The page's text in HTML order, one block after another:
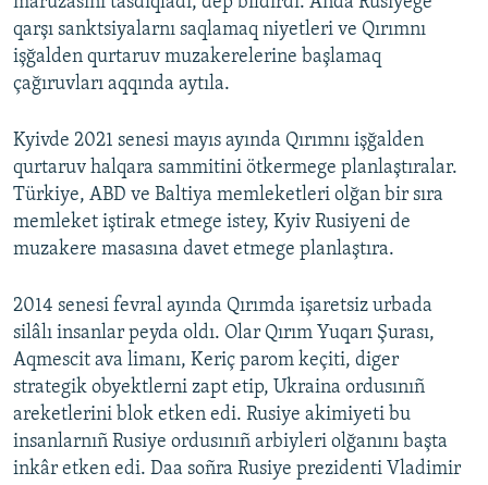
qarşı sanktsiyalarnı saqlamaq niyetleri ve Qırımnı
işğalden qurtaruv muzakerelerine başlamaq
çağıruvları aqqında aytıla.
Kyivde 2021 senesi mayıs ayında Qırımnı işğalden
qurtaruv halqara sammitini ötkermege planlaştıralar.
Türkiye, ABD ve Baltiya memleketleri olğan bir sıra
memleket iştirak etmege istey, Kyiv Rusiyeni de
muzakere masasına davet etmege planlaştıra.
2014 senesi fevral ayında Qırımda işaretsiz urbada
silâlı insanlar peyda oldı. Olar Qırım Yuqarı Şurası,
Aqmescit ava limanı, Keriç parom keçiti, diger
strategik obyektlerni zapt etip, Ukraina ordusınıñ
areketlerini blok etken edi. Rusiye akimiyeti bu
insanlarnıñ Rusiye ordusınıñ arbiyleri olğanını başta
inkâr etken edi. Daa soñra Rusiye prezidenti Vladimir